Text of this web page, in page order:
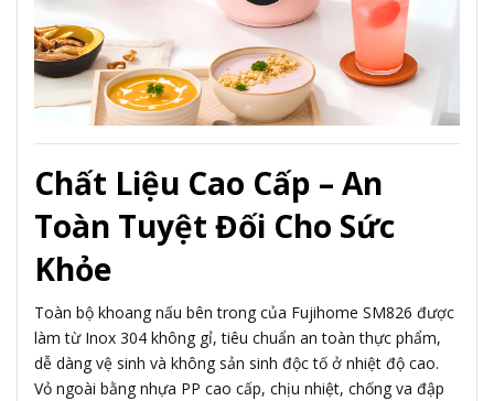
Chất Liệu Cao Cấp – An
Toàn Tuyệt Đối Cho Sức
Khỏe
Toàn bộ khoang nấu bên trong của Fujihome SM826 được
làm từ Inox 304 không gỉ, tiêu chuẩn an toàn thực phẩm,
dễ dàng vệ sinh và không sản sinh độc tố ở nhiệt độ cao.
Vỏ ngoài bằng nhựa PP cao cấp, chịu nhiệt, chống va đập